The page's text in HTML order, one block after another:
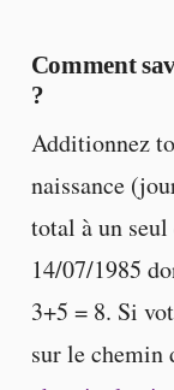
Comment
?
Additionnez
naissance
total à un
14/07/1985
3+5 = 8. Si
sur le chemin